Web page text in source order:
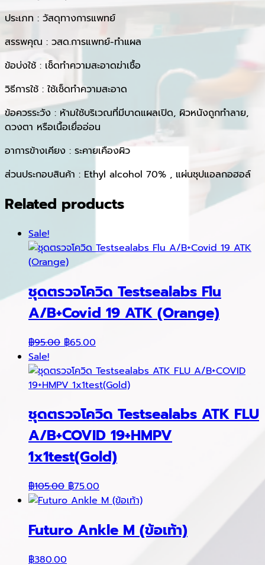
ประเภท : วัสดุทางการแพทย์
สรรพคุณ : วสด.การแพทย์-ทำแผล
ข้อบ่งใช้ : เช็ดทำความสะอาดฆ่าเชื้อ
วิธีการใช้ : ใช้เช็ดทำความสะอาด
ข้อควรระวัง : ห้ามใช้บริเวณที่มีบาดแผลเปิด, ผิวหนังถูกทำลาย,
ดวงตา หรือเนื้อเยื่ออ่อน
อาการข้างเคียง : ระคายเคืองผิว
ส่วนประกอบสินค้า : Ethyl alcohol 70% , แผ่นชุปแอลกอฮอล์
Related products
Sale!
ชุดตรวจโควิด Testsealabs Flu
A/B+Covid 19 ATK (Orange)
฿95.00 Original
was:
฿95.00.
฿65.00
is:
฿65.00.
Sale!
ชุดตรวจโควิด Testsealabs ATK FLU
A/B+COVID 19+HMPV
1x1test(Gold)
฿105.00 Original
price
฿105.00.
฿75.00
price
฿75.00.
Futuro Ankle M (ข้อเท้า)
฿380.00